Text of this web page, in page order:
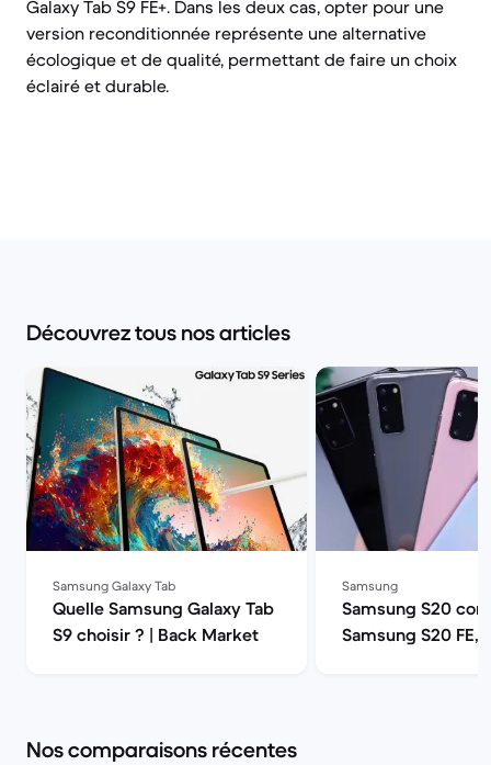
Galaxy Tab S9 FE+. Dans les deux cas, opter pour une
version reconditionnée représente une alternative
écologique et de qualité, permettant de faire un choix
éclairé et durable.
Découvrez tous nos articles
Samsung Galaxy Tab
Quelle Samsung Galaxy Tab
S9 choisir ? | Back Market
Samsung
Samsung S20
Samsung S20 FE,
Nos comparaisons récentes